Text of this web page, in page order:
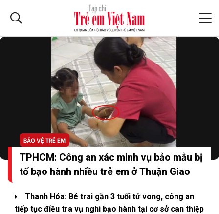
BẢO VỆ TRẺ EM
TPHCM: Công an xác minh vụ bảo mẫu bị
tố bạo hành nhiều trẻ em ở Thuận Giao
Thanh Hóa: Bé trai gần 3 tuổi tử vong, công an
tiếp tục điều tra vụ nghi bạo hành tại cơ sở can thiệp